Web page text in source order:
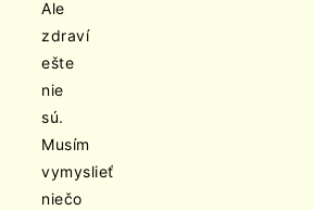
Ale
zdraví
ešte
nie
sú.
Musím
vymyslieť
niečo